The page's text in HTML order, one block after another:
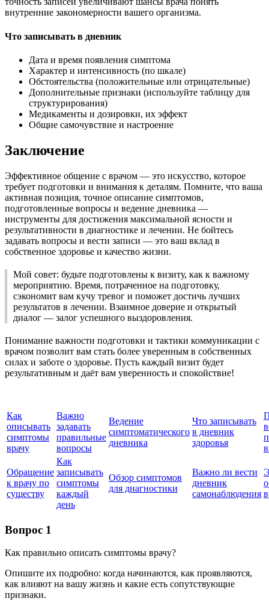
внутренние закономерности вашего организма.
Что записывать в дневник
Дата и время появления симптома
Характер и интенсивность (по шкале)
Обстоятельства (положительные или отрицательные)
Дополнительные признаки (используйте таблицу для
структурирования)
Медикаменты и дозировки, их эффект
Общие самочувствие и настроение
Заключение
Эффективное общение с врачом — это искусство, которое
требует подготовки и внимания к деталям. Помните, что ваша
активная позиция, точное описание симптомов,
подготовленные вопросы и ведение дневника —
инструменты для достижения максимальной ясности и
результативности в диагностике и лечении. Не бойтесь
задавать вопросы и вести записи — это ваш вклад в
собственное здоровье и качество жизни.
Мой совет: будьте подготовлены к визиту, как к важному
мероприятию. Время, потраченное на подготовку,
сэкономит вам кучу тревог и поможет достичь лучших
результатов в лечении. Взаимное доверие и открытый
диалог — залог успешного выздоровления.
Понимание важности подготовки и тактики коммуникации с
врачом позволит вам стать более уверенным в собственных
силах и заботе о здоровье. Пусть каждый визит будет
результативным и даёт вам уверенность и спокойствие!
Как
описывать
симптомы
врачу
Важно
задавать
правильные
вопросы
Ведение
симптоматического
дневника
Что записывать
в дневник
здоровья
Обращение
к врачу по
существу
Как
записывать
симптомы
каждый
день
Обзор симптомов
для диагностики
Важно ли вести
дневник
самонаблюдения
Вопрос 1
Как правильно описать симптомы врачу?
Опишите их подробно: когда начинаются, как проявляются,
как влияют на вашу жизнь и какие есть сопутствующие
признаки.